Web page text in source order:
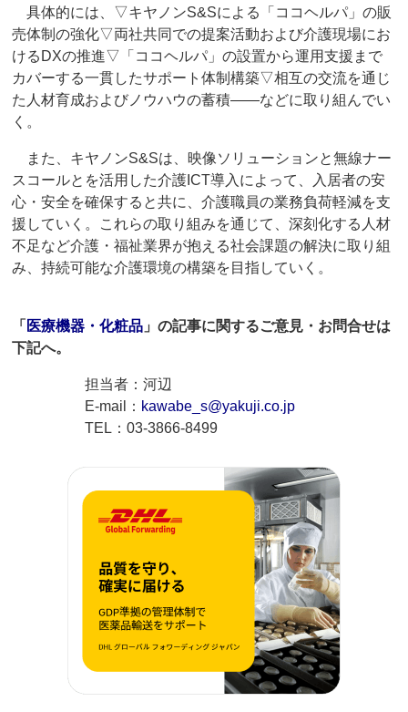
具体的には、▽キヤノンS&Sによる「ココヘルパ」の販
売体制の強化▽両社共同での提案活動および介護現場にお
けるDXの推進▽「ココヘルパ」の設置から運用支援まで
カバーする一貫したサポート体制構築▽相互の交流を通じ
た人材育成およびノウハウの蓄積――などに取り組んでい
く。
また、キヤノンS&Sは、映像ソリューションと無線ナー
スコールとを活用した介護ICT導入によって、入居者の安
心・安全を確保すると共に、介護職員の業務負荷軽減を支
援していく。これらの取り組みを通じて、深刻化する人材
不足など介護・福祉業界が抱える社会課題の解決に取り組
み、持続可能な介護環境の構築を目指していく。
「 医療機器・化粧品 」の記事に関するご意見・お問合せは
下記へ。
担当者：河辺
E-mail： kawabe_s@yakuji.co.jp
TEL：03-3866-8499